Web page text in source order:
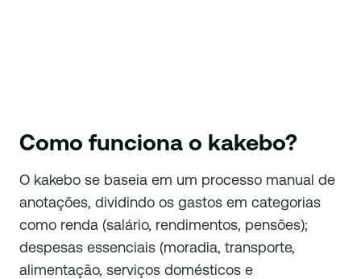
Como funciona o kakebo?
O kakebo se baseia em um processo manual de
anotações, dividindo os gastos em categorias
como renda (salário, rendimentos, pensões);
despesas essenciais (moradia, transporte,
alimentação, serviços domésticos e